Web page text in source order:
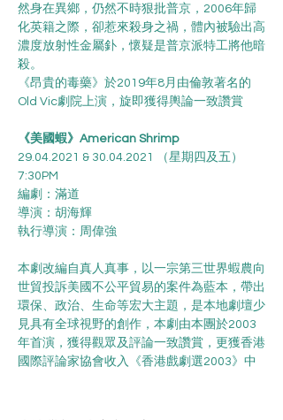
然身在異鄉，仍然不時狠批普京，2006年歸
化英籍之際，卻惹來殺身之禍，體內被驗出高
濃度放射性金屬釙，懷疑是普京派特工將他暗
殺。
《昂貴的毒藥》於2019年8月由倫敦著名的
Old Vic劇院上演，旋即獲得輿論一致讚賞
《美國蝦》American Shrimp
29.04.2021 & 30.04.2021 （星期四及五）
7:30PM
編劇：滿道
導演：胡海輝
執行導演：周偉強
本劇改編自真人真事，以一宗第三世界蝦農向
世貿投訴美國不公平貿易的案件為藍本，帶出
環保、政治、生命等宏大主題，是本地劇壇少
見具有全球視野的創作，本劇由本團於2003
年首演，獲得觀眾及評論一致讚賞，更獲香港
國際評論家協會收入《香港戲劇選2003》中